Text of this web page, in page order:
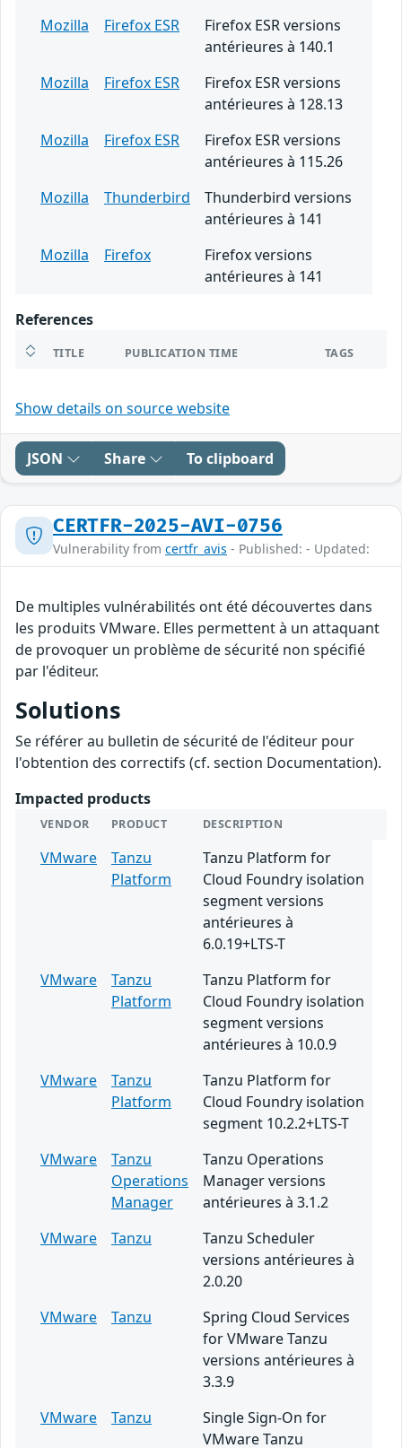
Mozilla
Firefox ESR
Firefox ESR versions
antérieures à 140.1
Mozilla
Firefox ESR
Firefox ESR versions
antérieures à 128.13
Mozilla
Firefox ESR
Firefox ESR versions
antérieures à 115.26
Mozilla
Thunderbird
Thunderbird versions
antérieures à 141
Mozilla
Firefox
Firefox versions
antérieures à 141
References
TITLE PUBLICATION TIME TAGS
Show details on source website
JSON Share To clipboard
CERTFR-2025-AVI-0756
Vulnerability from certfr_avis - Published: - Updated:
De multiples vulnérabilités ont été découvertes dans
les produits VMware. Elles permettent à un attaquant
de provoquer un problème de sécurité non spécifié
par l'éditeur.
Solutions
Se référer au bulletin de sécurité de l'éditeur pour
l'obtention des correctifs (cf. section Documentation).
Impacted products
VENDOR PRODUCT DESCRIPTION
VMware
Tanzu
Platform
Tanzu Platform for
Cloud Foundry isolation
segment versions
antérieures à
6.0.19+LTS-T
VMware
Tanzu
Platform
Tanzu Platform for
Cloud Foundry isolation
segment versions
antérieures à 10.0.9
VMware
Tanzu
Platform
Tanzu Platform for
Cloud Foundry isolation
segment 10.2.2+LTS-T
VMware
Tanzu
Operations
Manager
Tanzu Operations
Manager versions
antérieures à 3.1.2
VMware
Tanzu
Tanzu Scheduler
versions antérieures à
2.0.20
VMware
Tanzu
Spring Cloud Services
for VMware Tanzu
versions antérieures à
3.3.9
VMware
Tanzu
Single Sign-On for
VMware Tanzu